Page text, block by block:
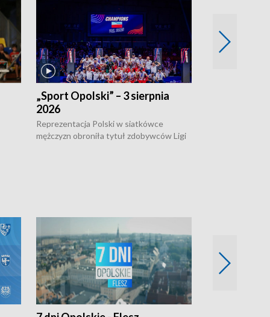
„Sport Opolski” – 3 sierpnia
2026
Reprezentacja Polski w siatkówce
mężczyzn obroniła tytuł zdobywców Ligi